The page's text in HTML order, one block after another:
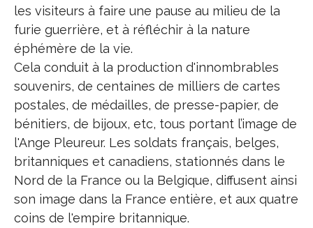
les visiteurs à faire une pause au milieu de la
furie guerrière, et à réfléchir à la nature
éphémère de la vie.
Cela conduit à la production d'innombrables
souvenirs, de centaines de milliers de cartes
postales, de médailles, de presse-papier, de
bénitiers, de bijoux, etc, tous portant l’image de
l'Ange Pleureur. Les soldats français, belges,
britanniques et canadiens, stationnés dans le
Nord de la France ou la Belgique, diffusent ainsi
son image dans la France entière, et aux quatre
coins de l'empire britannique.